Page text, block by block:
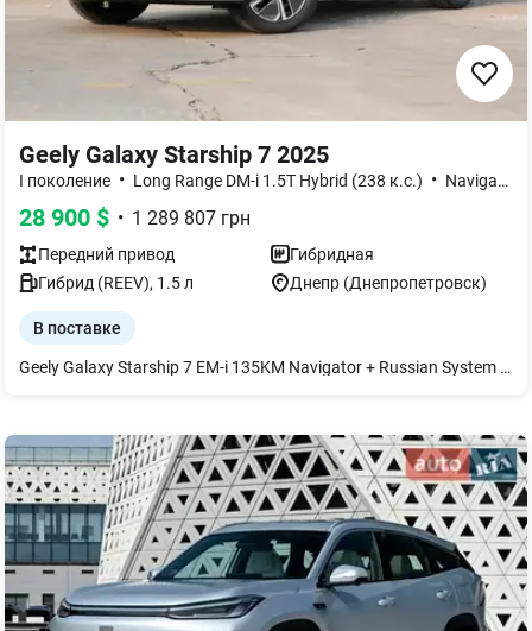
Geely Galaxy Starship 7 2025
I поколение • Long Range DM-i 1.5T Hybrid (238 к.с.) • Navigation Edition
28 900 $ • 1 289 807 грн
Передний привод
Гибридная
Гибрид (REEV), 1.5л Днепр (Днепропетровск)
В поставке
Geely Galaxy Starship 7 EM-i 135KM Navigator + Russian System 2025 Новый гибридный кроссовер от Geely, созданный для тех, кто хочет получить максимум технологий, комфорта и экономичности в одном автомобиле. Цвет кузова: Black Цвет салона: Orange Русифицированное меню с завода. Основные характеристики: Гибридная система Geely EM-i Запас хода на электротяге до 135 км (CLTC) Батарея 18,4 кВт·ч Передний привод Панорамная крыша Адаптивный круиз-контроль Камеры кругового обзора 360° Бесключевой доступ и запуск двигателя Современные системы помощи водителю Также доступны другие цветовые комбинации: Geely Galaxy Starship 7 EM-i 135KM Navigator + Russian System Цвет кузова: Grey Цвет салона: Orange Geely Galaxy Starship 7 EM-i 135KM Navigator + Russian System Цвет кузова: Green Цвет салона: Orange Geely Galaxy Starship 7 EM-i 135KM Navigator + Russian System Цвет кузова: Green Цвет салона: Grey Все автомобили новые, 2025 года выпуска. В комплекте с авто получите: -ключ-брелок и ключ-карта; -оригинальное портативное зарядное устройство на 1.6 кВт и настенное на 7 кВт -ремкомплект для колес -коврики в салон (комплектность может отличаться в зависимости от марки авто и партии поставки) Почему выбирают нас: 1.Независимо от марки и модели компания предоставляет следующий вид гарантии на новые авто: - гарантия на электродвигатель (электродвигатели) 50 000 км или 3 года; - гарантия на высоковольтный аккумулятор 50 000 км или 3 года; 2.Любое авто можно приобрести в наличии, транзитом и под индивидуальный заказ с завода; 3.Лучшие цены и кредиты от 0,01% годовых; 4. Сервисное обслуживание, любые запчасти и аксессуары, пожизненная поддержка и экспертная помощь в течение всего срока эксплуатации авто. Возможна рассрочка платежей на очень выгодных и удобных условиях - кредит или рассрочка в гривне физическим или юридическим лицам с первоначальным взносом от 0% на срок до 7 лет; есть возможность оформления без КАСКО, без залога, без поручителей. За более детальной информацией (стоимость, сроки прибытия, цвета, комплектация), обращайтесь к менеджеру.